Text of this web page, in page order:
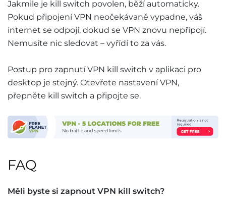
Jakmile je kill switch povolen, běží automaticky.
Pokud připojení VPN neočekávaně vypadne, váš
internet se odpojí, dokud se VPN znovu nepřipojí.
Nemusíte nic sledovat – vyřídí to za vás.
Postup pro zapnutí VPN kill switch v aplikaci pro
desktop je stejný. Otevřete nastavení VPN,
přepněte kill switch a připojte se.
FAQ
Měli byste si zapnout VPN kill switch?